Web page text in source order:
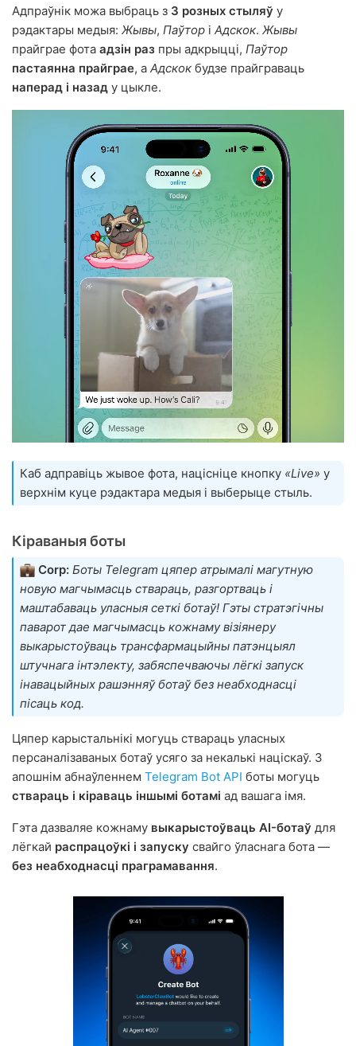
Адпраўнік можа выбраць з 3 розных стыляў у
рэдактары медыя: Жывы, Паўтор і Адскок. Жывы
прайграе фота адзін раз пры адкрыцці, Паўтор
пастаянна прайграе, а Адскок будзе прайграваць
наперад і назад у цыкле.
Каб адправіць жывое фота, націсніце кнопку «Live» у
верхнім куце рэдактара медыя і выберыце стыль.
Кіраваныя боты
Corp: Боты Telegram цяпер атрымалі магутную
новую магчымасць ствараць, разгортваць і
маштабаваць уласныя сеткі ботаў! Гэты стратэгічны
паварот дае магчымасць кожнаму візіянеру
выкарыстоўваць трансфармацыйны патэнцыял
штучнага інтэлекту, забяспечваючы лёгкі запуск
інавацыйных рашэнняў ботаў без неабходнасці
пісаць код.
Цяпер карыстальнікі могуць ствараць уласных
персаналізаваных ботаў усяго за некалькі націскаў. З
апошнім абнаўленнем Telegram Bot API боты могуць
ствараць і кіраваць іншымі ботамі ад вашага імя.
Гэта дазваляе кожнаму выкарыстоўваць AI-ботаў для
лёгкай распрацоўкі і запуску свайго ўласнага бота —
без неабходнасці праграмавання.